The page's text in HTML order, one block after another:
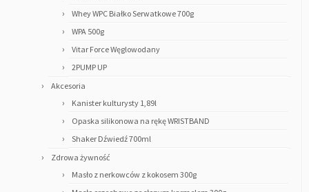
Whey WPC Białko Serwatkowe 700g
WPA 500g
Vitar Force Węglowodany
2PUMP UP
Akcesoria
Kanister kulturysty 1,89l
Opaska silikonowa na rękę WRISTBAND
Shaker Dźwiedź 700ml
Zdrowa żywność
Masło z nerkowców z kokosem 300g